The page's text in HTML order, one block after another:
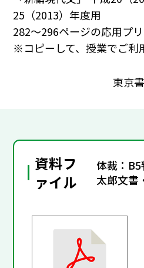
25（2013）年度用
282～296ページの応用プ
※コピーして、授業でご利
東京
資料フ
ァイル
体裁：
太郎文書